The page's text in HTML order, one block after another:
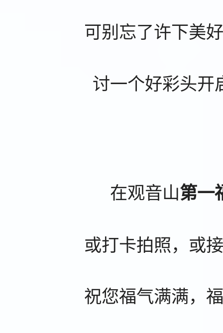
可别忘了许下美
讨一个好彩头开
在观音山第一
或打卡拍照，或
祝您福气满满，